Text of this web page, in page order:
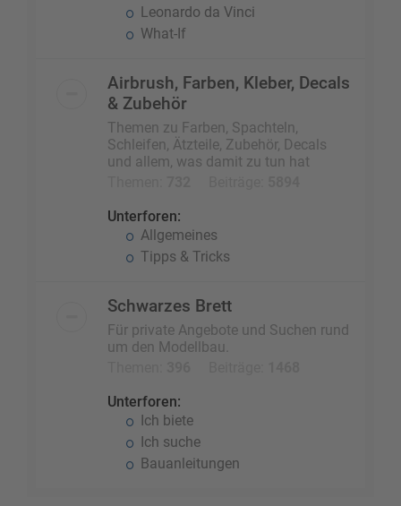
Leonardo da Vinci
What-If
Airbrush, Farben, Kleber, Decals
& Zubehör
Themen zu Farben, Spachteln,
Schleifen, Ätzteile, Zubehör, Decals
und allem, was damit zu tun hat
Unterforen:
Allgemeines
Tipps & Tricks
Schwarzes Brett
Für private Angebote und Suchen rund
um den Modellbau.
Unterforen:
Ich biete
Ich suche
Bauanleitungen